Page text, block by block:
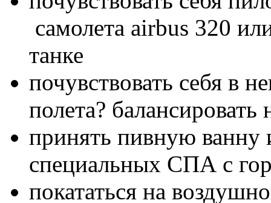
самолета airbus 320
танке
почувствовать себя в
полета? балансировать
принять пивную ванну
специальных СПА с
покататься на